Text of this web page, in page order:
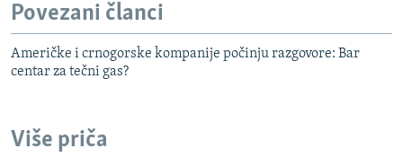
Povezani članci
Američke i crnogorske kompanije počinju razgovore: Bar
centar za tečni gas?
Više priča